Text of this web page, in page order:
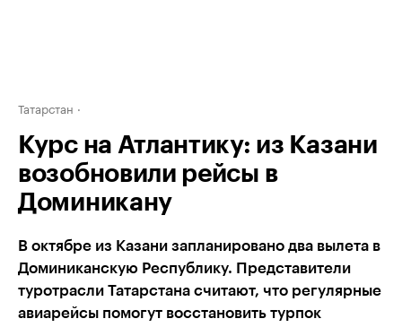
Татарстан
Курс на Атлантику: из Казани
возобновили рейсы в
Доминикану
В октябре из Казани запланировано два вылета в
Доминиканскую Республику. Представители
туротрасли Татарстана считают, что регулярные
авиарейсы помогут восстановить турпок